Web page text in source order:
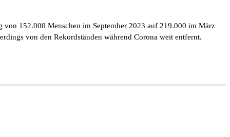
152.000 Menschen im September 2023 auf 219.000 im März
von den Rekordständen während Corona weit entfernt.